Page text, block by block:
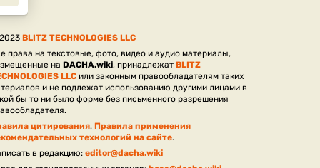
BLITZ TECHNOLOGIES LLC
права на текстовые, фото, видео и аудио материалы,
наDACHA.wiki, принадлежатBLITZ
LLC или законным правообладателям таких
и не подлежат использованию другими лицами в
бы то ни было форме без письменного разрешения
цитирования.Правила применения
технологий на сайте.
в редакцию:editor@dacha.wiki